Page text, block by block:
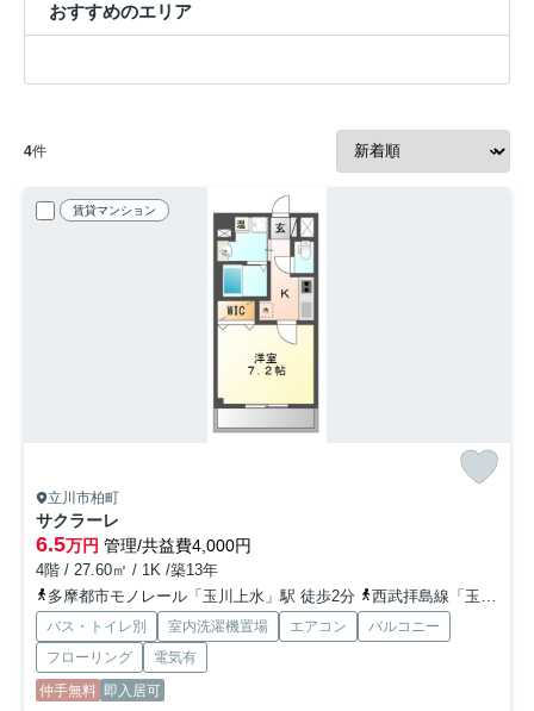
おすすめのエリア
4件
賃貸マンション
立川市柏町
サクラーレ
6.5万円 管理/共益費4,000円
4階 / 27.60㎡ / 1K /築13年
多摩都市モノレール「玉川上水」駅 徒歩2分
西武拝島線「玉川上水」駅 徒歩2分
バス・トイレ別 室内洗濯機置場 エアコン
バルコニー
フローリング
電気有
仲手無料 即入居可